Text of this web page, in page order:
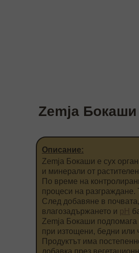
Zemja Бокаши
Описание:
Zemja Бокаши е сух
и минерали от
По време на
процеси на
След добавяне в
влагозадържането и
pH
Zemja Бокаши подпомага
при изтощени, бедни или
Продуктът има
добавка през